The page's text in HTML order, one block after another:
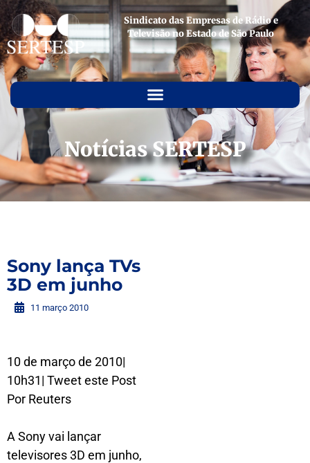
Sindicato das Empresas de Rádio e
Televisão no Estado de São Paulo
Notícias SERTESP
Sony lança TVs
3D em junho
11 março 2010
10 de março de 2010|
10h31| Tweet este Post
Por Reuters
A Sony vai lançar
televisores 3D em junho,